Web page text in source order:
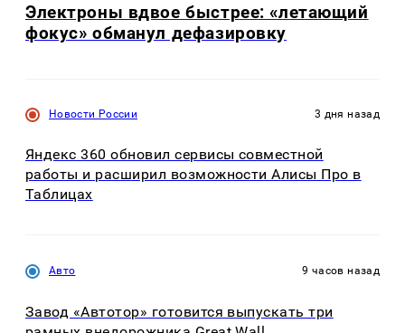
Электроны вдвое быстрее: «летающий
фокус» обманул дефазировку
Новости России 3 дня назад
Яндекс 360 обновил сервисы совместной
работы и расширил возможности Алисы Про в
Таблицах
Авто 9 часов назад
Завод «Автотор» готовится выпускать три